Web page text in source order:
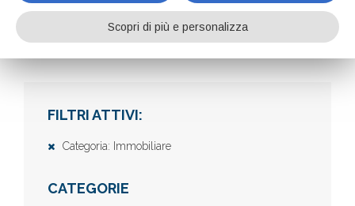
Aziende
FILTRI ATTIVI:
Categoria: Immobiliare
CATEGORIE
Scopri di più e personalizza